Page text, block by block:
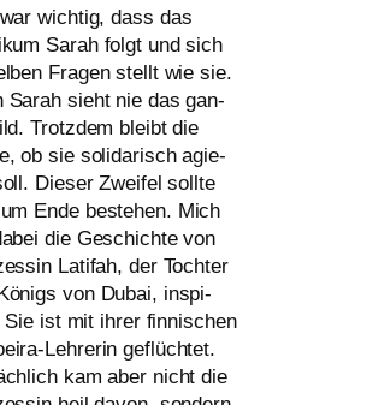
wich­tig, dass das
Sarah folgt und sich
Fragen stellt wie sie.
Sarah sieht nie das gan­
Trotzdem bleibt die
ob sie soli­da­risch agie­
Dieser Zweifel soll­te
Ende bestehen. Mich
die Geschichte von
Latifah, der Tochter
von Dubai, inspi­
Sie ist mit ihrer fin­ni­schen
Lehrerin geflüch­tet.
kam aber nicht die